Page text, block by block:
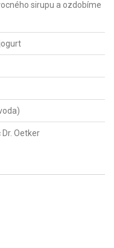
sirupu a ozdobíme
Oetker